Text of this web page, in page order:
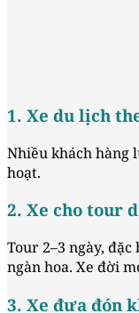
1. Xe du lịch
Nhiều khách hàng
hoạt.
2. Xe cho tour
Tour 2–3 ngày,
ngàn hoa. Xe đời
3. Xe đưa đón